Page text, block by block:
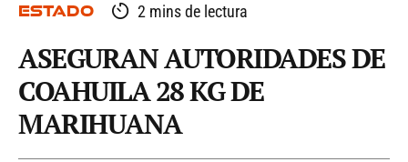
ESTADO 2 mins de lectura
ASEGURAN AUTORIDADES DE
COAHUILA 28 KG DE
MARIHUANA